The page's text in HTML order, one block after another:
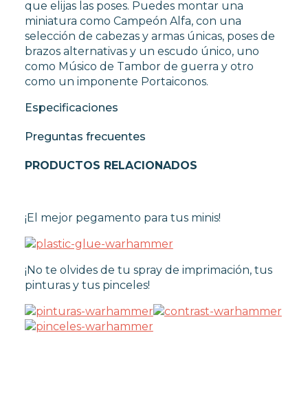
que elijas las poses. Puedes montar una
miniatura como Campeón Alfa, con una
selección de cabezas y armas únicas, poses de
brazos alternativas y un escudo único, uno
como Músico de Tambor de guerra y otro
como un imponente Portaiconos.
Especificaciones
Preguntas frecuentes
PRODUCTOS RELACIONADOS
¡El mejor pegamento para tus minis!
¡No te olvides de tu spray de imprimación, tus
pinturas y tus pinceles!